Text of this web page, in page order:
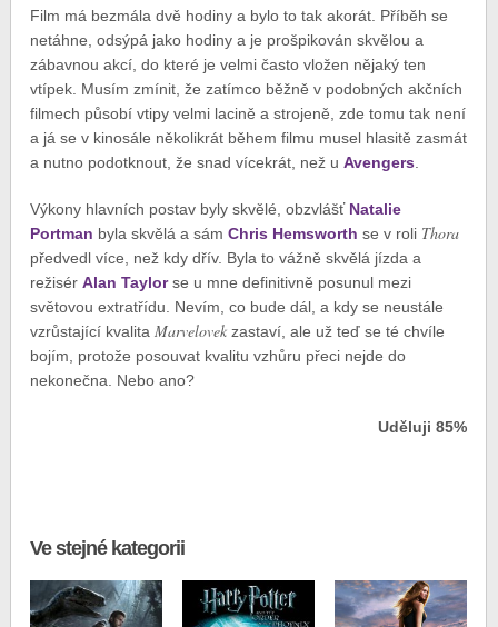
Film má bezmála dvě hodiny a bylo to tak akorát. Příběh se
netáhne, odsýpá jako hodiny a je prošpikován skvělou a
zábavnou akcí, do které je velmi často vložen nějaký ten
vtípek. Musím zmínit, že zatímco běžně v podobných akčních
filmech působí vtipy velmi lacině a strojeně, zde tomu tak není
a já se v kinosále několikrát během filmu musel hlasitě zasmát
a nutno podotknout, že snad vícekrát, než uAvengers
Výkony hlavních postav byly skvělé, obzvlášť Natalie
Portman byla skvělá a sámChris Hemsworth se v roli Thora
předvedl více, než kdy dřív. Byla to vážně skvělá jízda a
režisérAlan Taylor se u mne definitivně posunul mezi
světovou extratřídu. Nevím, co bude dál, a kdy se neustále
vzrůstající kvalita Marvelovek zastaví, ale už teď se té chvíle
bojím, protože posouvat kvalitu vzhůru přeci nejde do
nekonečna. Nebo ano?
Uděluji 85%
Ve stejné kategorii